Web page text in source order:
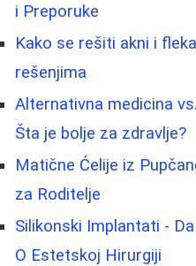
i Preporuke
Kako se rešiti akni i
rešenjima
Alternativna medicina
Šta je bolje za zdravlje?
Matične Ćelije iz
za Roditelje
Silikonski Implantati -
O Estetskoj Hirurgiji